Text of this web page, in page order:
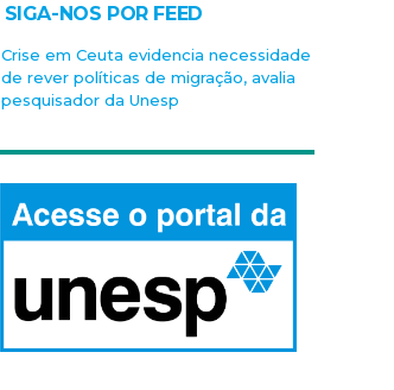
SIGA-NOS POR FEED
Crise em Ceuta evidencia necessidade
de rever políticas de migração, avalia
pesquisador da Unesp